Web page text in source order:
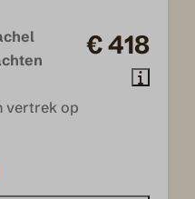
€ 418
vertrek op